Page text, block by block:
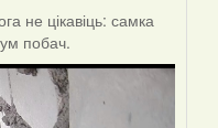
не цікавіць: самка
побач.